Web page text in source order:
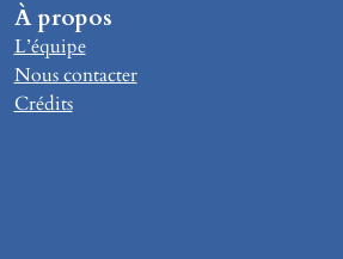
À propos
L’équipe
Nous contacter
Crédits